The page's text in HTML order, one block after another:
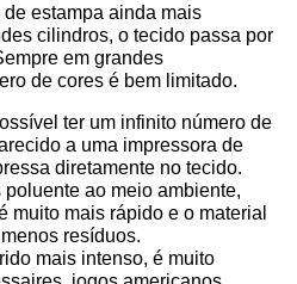
de estampa ainda mais
cilindros, o tecido passa por
em grandes
de cores é bem limitado.
ter um infinito número de
a uma impressora de
diretamente no tecido.
ao meio ambiente,
muito mais rápido e o material
resíduos.
mais intenso, é muito